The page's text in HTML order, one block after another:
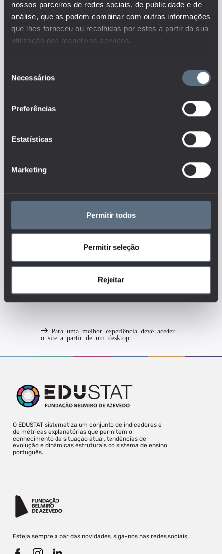
nossos parceiros de redes sociais, de publicidade e de
análise, que as podem combinar com outras informações
que lhes forneceu ou recolhidas por estes a partir da sua
utilização dos respetivos serviços.
Necessários
Preferências
Estatísticas
Marketing
Permitir todos
Permitir seleção
Rejeitar
pedagógicos.
Este é um dos indicadores do
conjunto que responde às
questões:
Que recursos físicos e
distribuem?
e tecnológicos (computadores,
acesso à internet, materiais e
ENSINO SECUNDÁRIO INSTITUIÇÕES
MAIS DETALHES
Para uma melhor experiência deve aceder
o site a partir de um desktop.
O EDUSTAT sistematiza um conjunto de indicadores e
de métricas explanatórias que permitem o
conhecimento da situação atual, tendências de
evolução e dinâmicas estruturais do sistema de ensino
português.
Esteja sempre a par das novidades, siga-nos nas redes sociais.